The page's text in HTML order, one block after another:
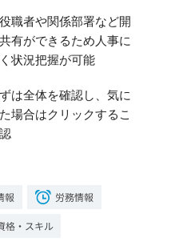
職者や関係部署など開
有ができるため人事に
状況把握が可能
は全体を確認し、気に
場合はクリックするこ